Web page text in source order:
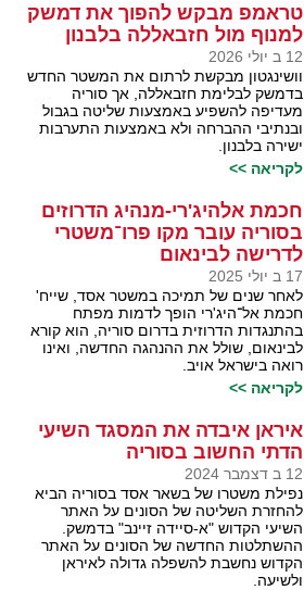
טראמפ מבקש להפוך את דמשק
למנוף מול חזבאללה בלבנון
12 ב יולי 2026
וושינגטון מבקשת לרתום את המשטר החדש
בדמשק לבלימת חזבאללה, אך סוריה
מעדיפה להשפיע באמצעות שליטה בגבול
ובנתיבי ההברחה ולא באמצעות התערבות
ישירה בלבנון.
לקריאה >>
חכמת אלהיג'רי-מנהיג הדרוזים
בסוריה עובר מקו פרו־משטרי
לדרישה לבינאום
17 ב יולי 2025
לאחר שנים של תמיכה במשטר אסד, שייח'
חכמת אל־היג'רי הופך לדמות מפתח
בהתנגדות הדרוזית בדרום סוריה, הוא קורא
לבינאום, שולל את ההנהגה החדשה, ואינו
רואה בישראל אויב.
לקריאה >>
איראן איבדה את המסגד השיעי
הדתי החשוב בסוריה
12 ב דצמבר 2024
נפילת משטרו של בשאר אסד בסוריה הביא
להחזרת השליטה של הסונים על האתר
השיעי הקדוש "א-סיידה זיינב" בדמשק.
ההשתלטות החדשה של הסונים על האתר
הקדוש נחשבת להשפלה גדולה לאיראן
ולשיעה.